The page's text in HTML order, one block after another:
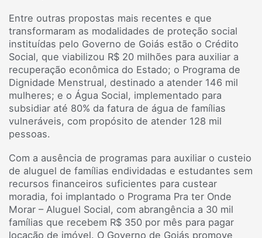
Entre outras propostas mais recentes e que
transformaram as modalidades de proteção social
instituídas pelo Governo de Goiás estão o Crédito
Social, que viabilizou R$ 20 milhões para auxiliar a
recuperação econômica do Estado; o Programa de
Dignidade Menstrual, destinado a atender 146 mil
mulheres; e o Água Social, implementado para
subsidiar até 80% da fatura de água de famílias
vulneráveis, com propósito de atender 128 mil
pessoas.
Com a ausência de programas para auxiliar o custeio
de aluguel de famílias endividadas e estudantes sem
recursos financeiros suficientes para custear
moradia, foi implantado o Programa Pra ter Onde
Morar – Aluguel Social, com abrangência a 30 mil
famílias que recebem R$ 350 por mês para pagar
locação de imóvel. O Governo de Goiás promove